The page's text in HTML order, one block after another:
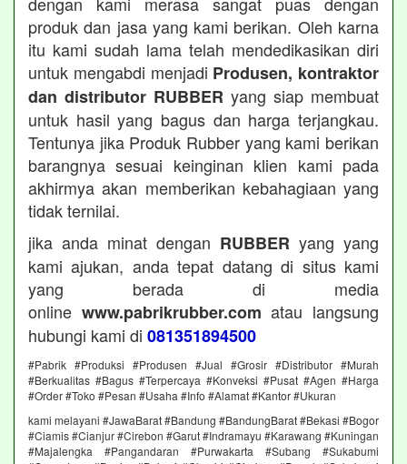
produk dan jasa yang kami berikan. Oleh karna
itu kami sudah lama telah mendedikasikan diri
untuk mengabdi menjadi Produsen, kontraktor
dan distributor RUBBER yang siap membuat
untuk hasil yang bagus dan harga terjangkau.
Tentunya jika Produk Rubber yang kami berikan
barangnya sesuai keinginan klien kami pada
akhirmya akan memberikan kebahagiaan yang
tidak ternilai.
jika anda minat dengan RUBBER yang yang
kami ajukan, anda tepat datang di situs kami
yang berada di media
online www.pabrikrubber.com atau langsung
hubungi kami di 081351894500
#Pabrik #Produksi #Produsen #Jual #Grosir #Distributor #Murah
#Berkualitas #Bagus #Terpercaya #Konveksi #Pusat #Agen #Harga
#Order #Toko #Pesan #Usaha #Info #Alamat #Kantor #Ukuran
kami melayani #JawaBarat #Bandung #BandungBarat #Bekasi #Bogor
#Ciamis #Cianjur #Cirebon #Garut #Indramayu #Karawang #Kuningan
#Majalengka #Pangandaran #Purwakarta #Subang #Sukabumi